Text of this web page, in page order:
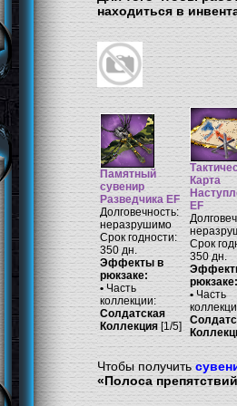
находиться в
Памятный
сувенир
Разведчика EF
Долговечность:
неразрушимо
Срок годности:
350 дн.
Эффекты в
рюкзаке:
• Часть
коллекции:
Солдатская
Коллекция [1/5]
Карта
EF
Срок
350 дн.
рюкзаке:
• Часть
Чтобы получить
«Полоса